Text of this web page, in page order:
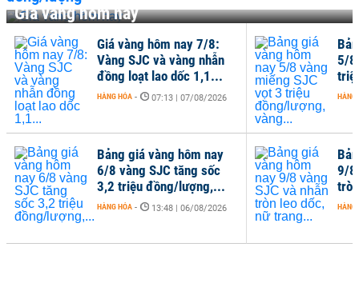
Giá vàng hôm nay
9/8
HÀNG
Giá vàng hôm nay 7/8:
Vàng SJC và vàng nhẫn
đồng loạt lao dốc 1,1...
HÀNG HÓA - 07:13 | 07/08/2026
Bảng giá vàng hôm nay
6/8 vàng SJC tăng sốc
3,2 triệu đồng/lượng,...
HÀNG HÓA - 13:48 | 06/08/2026
5/8
HÀNG